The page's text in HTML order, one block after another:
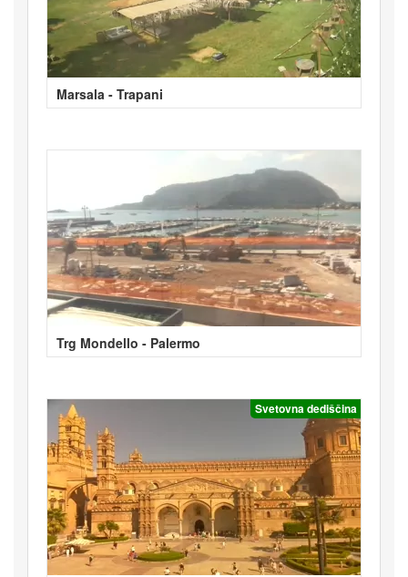
Marsala - Trapani
Trg Mondello - Palermo
Svetovna dediščina